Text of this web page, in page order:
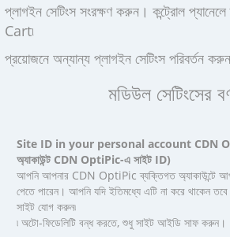
প্লাগইন সেটিংস সংরক্ষণ করুন। কন্ট্রোল
Cart৷
প্রয়োজনে অন্যান্য প্লাগইন সেটিংস পরিবর্তন করুন
মডিউল সেটিংসের
Site ID in your personal account CDN
অ্যাকাউন্ট CDN OptiPic-এ সাইট ID)
আপনি আপনার CDN OptiPic ব্যক্তিগত অ্যাকাউন্টে
পেতে পারেন। আপনি যদি ইতিমধ্যে এটি না করে থাকেন
সাইট যোগ করুন৷
৷ অটো-ফিডেলিটি বন্ধ করতে, শুধু সাইট আইডি সাফ করুন।